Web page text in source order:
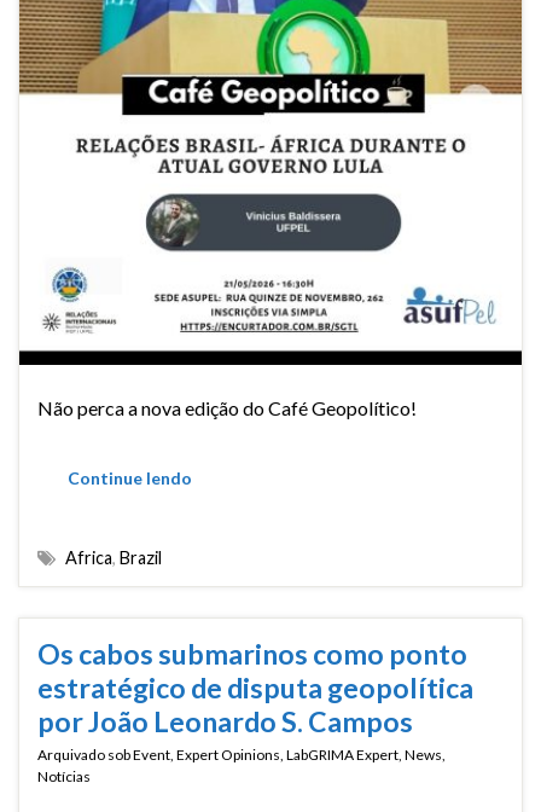
Não perca a nova edição do Café Geopolítico!
Continue lendo
Africa, Brazil
Os cabos submarinos como ponto
estratégico de disputa geopolítica
por João Leonardo S. Campos
Arquivado sobEvent Expert Opinions LabGRIMA Expert News
Notícias